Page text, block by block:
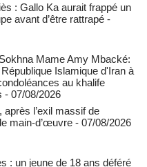
: Gallo Ka aurait frappé un
avant d’être rattrapé -
Mame Amy Mbacké:
Islamique d'Iran à
au khalife
- 07/08/2026
après l’exil massif de
main-d’œuvre - 07/08/2026
: un jeune de 18 ans déféré